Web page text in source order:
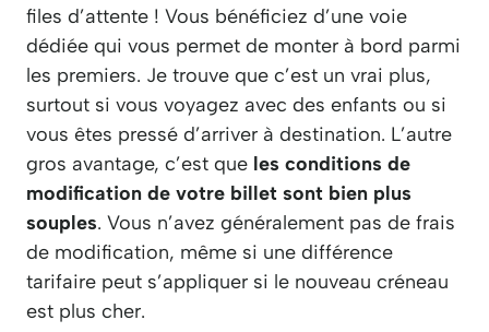
files d’attente ! Vous bénéficiez d’une voie
dédiée qui vous permet de monter à bord parmi
les premiers. Je trouve que c’est un vrai plus,
surtout si vous voyagez avec des enfants ou si
vous êtes pressé d’arriver à destination. L’autre
gros avantage, c’est que les conditions de
modification de votre billet sont bien plus
souples. Vous n’avez généralement pas de frais
de modification, même si une différence
tarifaire peut s’appliquer si le nouveau créneau
est plus cher.